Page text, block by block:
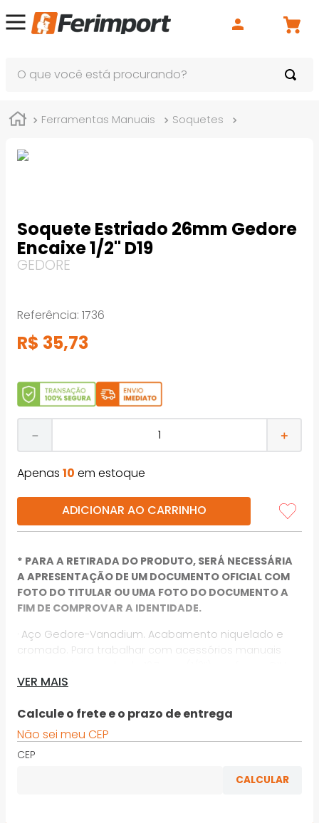
Ferramentas Manuais Soquetes
Soquete Estriado 26mm Gedore
Encaixe 1/2" D19
GEDORE
Referência: 1736
R$ 35,73
＋
－
Apenas 10 em estoque
ADICIONAR AO CARRINHO
* PARA A RETIRADA DO PRODUTO, SERÁ NECESSÁRIA
A APRESENTAÇÃO DE UM DOCUMENTO OFICIAL COM
FOTO DO TITULAR OU UMA FOTO DO DOCUMENTO A
FIM DE COMPROVAR A IDENTIDADE.
· Aço Gedore-Vanadium. Acabamento niquelado e
cromado. Para trabalhar com acessórios manuais
3120 - C 12.5, ISO 1174. Indicado para parafusos e porcas
*Imagens meramente ilustrativas
VER MAIS
Calcule o frete e o prazo de entrega
Não sei meu CEP
CEP